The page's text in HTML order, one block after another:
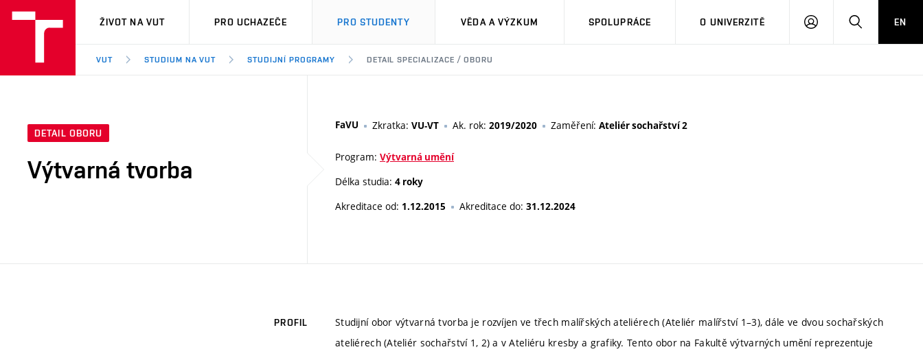
VUT
ŽIVOT NA VUT PRO UCHAZEČE PRO STUDENTY VĚDA A VÝZKUM SPOLUPRÁCE O UNIVERZITĚ
PŘIHLÁSIT HLEDATEN
VUT STUDIUM NA VUT STUDIJNÍ PROGRAMY DETAIL SPECIALIZACE / OBORU
DETAIL OBORU
Výtvarná tvorba
FaVU Zkratka: VU-VT Ak. rok: 2019/2020 Zaměření: Ateliér sochařství 2
Program: Výtvarná umění
Délka studia: 4 roky
Akreditace od: 1.12.2015 Akreditace do: 31.12.2024
PROFIL
Studijní obor výtvarná tvorba je rozvíjen ve třech malířských ateliérech (Ateliér malířství 1–3), dále ve dvou sochařských
ateliérech (Ateliér sochařství 1, 2) a v Ateliéru kresby a grafiky. Tento obor na Fakultě výtvarných umění reprezentuje